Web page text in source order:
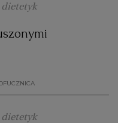
dietetyk
dietetyk